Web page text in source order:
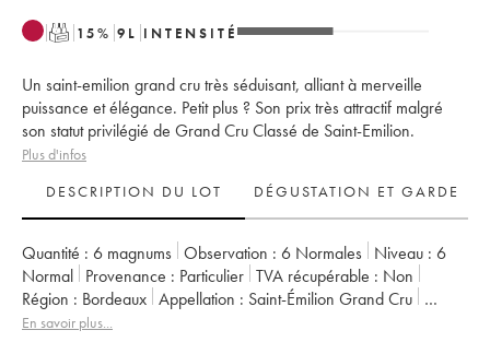
T 15% 9 L INTENSITÉ
Un saint-emilion grand cru très séduisant, alliant à merveille
puissance et élégance. Petit plus ? Son prix très attractif malgré
son statut privilégié de Grand Cru Classé de Saint-Emilion.
Plus d'infos
DESCRIPTION DU LOT
DÉGUSTATION ET GARDE
Quantité : 6 magnums Observation : 6 Normales Niveau : 6
Normal
Provenance : particulier TVA récupérable :
non
Région :
Bordeaux Appellation :
Saint-Émilion Grand Cru
Classement :
En savoir plus...